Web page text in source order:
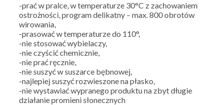
-prać w pralce, w temperaturze 30°C z zachowaniem
ostrożności, program delikatny – max. 800 obrotów
wirowania,
-prasować w temperaturze do 110°,
-nie stosować wybielaczy,
-nie czyścić chemicznie,
-nie prać ręcznie,
-nie suszyć w suszarce bębnowej,
-najlepiej suszyć rozwieszone na płasko,
-nie wystawiać wypranego produktu na zbyt długie
działanie promieni słonecznych